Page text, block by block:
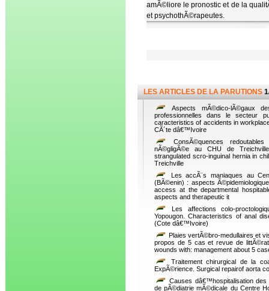
amÃ©liore le pronostic et de la
et psychothÃ©rapeutes.
LES ARTICLES DE LA PARUTIONS
Aspects mÃ©dico-lÃ©gaux
professionnelles dans le secteur
caracteristics of accidents in
CÃ´te dâ€™Ivoire
ConsÃ©quences
nÃ©gligÃ©e au CHU de
strangulated scro-inguinal hernia in
Treichville
Les accÃ¨s maniaques au
(BÃ©enin) : aspects
access at the departmental
aspects and therapeutic it
Les affections colo-
Yopougon. Characteristics of anal
(Cote dâ€™Ivoire)
Plaies vertÃ©bro-medullaires et
propos de 5 cas et revue de
wounds with: management about 5
Traitement chirurgical de la
ExpÃ©rience. Surgical repairof aorta
Causes dâ€™hospitalisation
de pÃ©diatrie mÃ©dicale du Centre